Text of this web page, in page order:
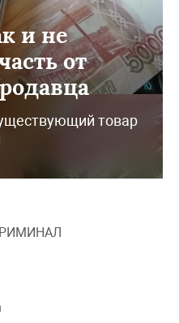
и не
от
товар